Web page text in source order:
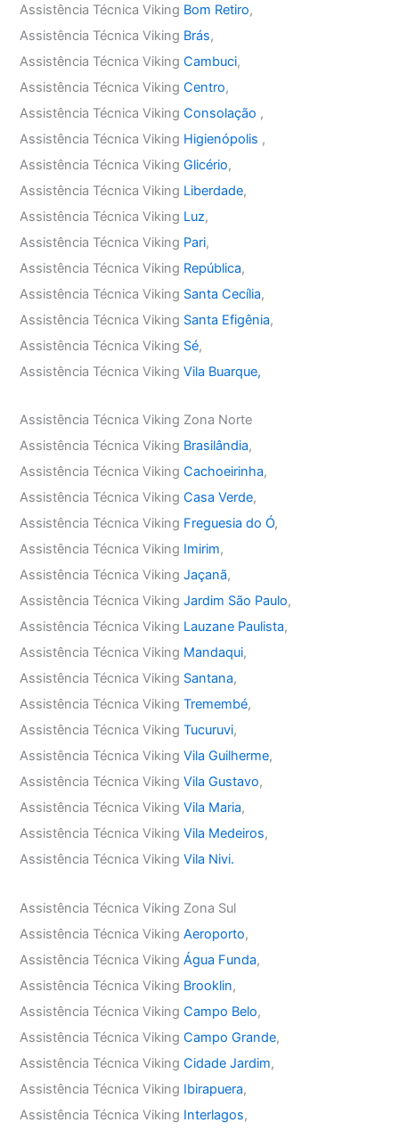
Assistência Técnica Viking Bom Retiro,
Assistência Técnica Viking Brás,
Assistência Técnica VikingCambuci,
Assistência Técnica VikingCentro,
Assistência Técnica VikingConsolação ,
Assistência Técnica Viking Higienópolis ,
Assistência Técnica VikingGlicério,
Assistência Técnica Viking Liberdade,
Assistência Técnica Viking Luz,
Assistência Técnica Viking Pari,
Assistência Técnica Viking República,
Assistência Técnica Viking Santa Cecília,
Assistência Técnica Viking Santa Efigênia,
Assistência Técnica Viking Sé,
Assistência Técnica VikingVila Buarque,
Assistência Técnica Viking Zona Norte
Assistência Técnica Viking Brasilândia,
Assistência Técnica VikingCachoeirinha,
Assistência Técnica VikingCasa Verde,
Assistência Técnica Viking Freguesia do Ó,
Assistência Técnica Viking Imirim,
Assistência Técnica VikingJaçanã,
Assistência Técnica VikingJardim São Paulo,
Assistência Técnica Viking Lauzane Paulista,
Assistência Técnica Viking Mandaqui,
Assistência Técnica Viking Santana,
Assistência Técnica VikingTremembé,
Assistência Técnica VikingTucuruvi,
Assistência Técnica VikingVila Guilherme,
Assistência Técnica VikingVila Gustavo,
Assistência Técnica VikingVila Maria,
Assistência Técnica VikingVila Medeiros,
Assistência Técnica VikingVila Nivi.
Assistência Técnica Viking Zona Sul
Assistência Técnica VikingAeroporto,
Assistência Técnica VikingÁgua Funda,
Assistência Técnica Viking Brooklin,
Assistência Técnica VikingCampo Belo,
Assistência Técnica VikingCampo Grande,
Assistência Técnica VikingCidade Jardim,
Assistência Técnica Viking Ibirapuera,
Assistência Técnica Viking Interlagos,